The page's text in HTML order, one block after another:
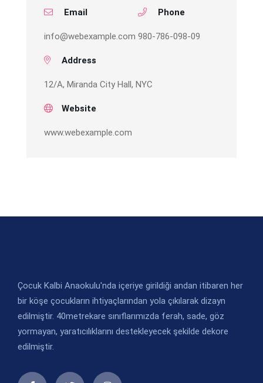
Email
info@webexample.com
Phone
980-786-098-09
Address
12/A, Miranda City Hall, NYC
Website
www.webexample.com
Çocuk Kalbi Anaokulu'nda içeriye girildiği andan itibaren her
bir köşe çocukların ihtiyaçlarından yola çıkılarak dizayn
edilmiştir. 40metrekare sınıflarımızda ferah, sade, göz
yormayan, yaratıcılıklarını destekleyecek şekilde dekore
edilmiştir.